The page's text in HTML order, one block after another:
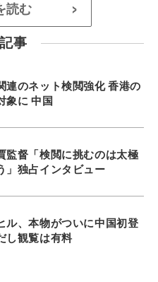
読む >
事
連のネット検閲強化 香港の
象に 中国
監督「検閲に挑むのは太極
」独占インタビュー
ル、本物がついに中国初登
し観覧は有料